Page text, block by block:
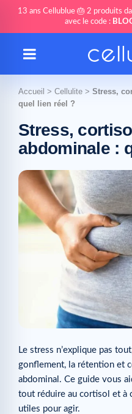
13 ans Cellublue 🎂 2 produits
avec le code :
Accueil > Cellulite > Stress,
quel lien réel ?
Stress,
abdominale :
Le stress n’explique pas
gonflement, la rétention et
abdominal. Ce guide vous
tout réduire au cortisol et à
utiles pour agir.